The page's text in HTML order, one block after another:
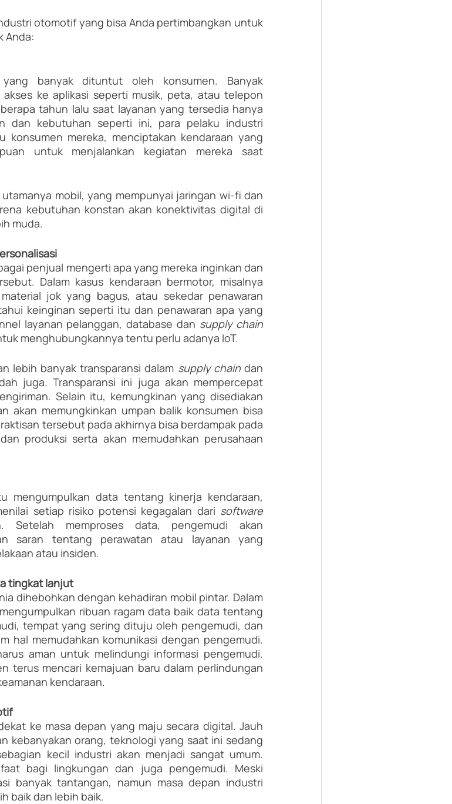
otomotif yang bisa Anda pertimbangkan untuk
Anda:
banyak dituntut oleh konsumen. Banyak
ke aplikasi seperti musik, peta, atau telepon
tahun lalu saat layanan yang tersedia hanya
dan kebutuhan seperti ini, para pelaku industri
konsumen mereka, menciptakan kendaraan yang
untuk menjalankan kegiatan mereka saat
mobil, yang mempunyai jaringan wi-fi dan
kebutuhan konstan akan konektivitas digital di
muda.
penjual mengerti apa yang mereka inginkan dan
Dalam kasus kendaraan bermotor, misalnya
jok yang bagus, atau sekedar penawaran
keinginan seperti itu dan penawaran apa yang
layanan pelanggan, database dan
menghubungkannya tentu perlu adanya IoT.
lebih banyak transparansi dalam supply chain dan
juga. Transparansi ini juga akan mempercepat
Selain itu, kemungkinan yang disediakan
akan memungkinkan umpan balik konsumen bisa
tersebut pada akhirnya bisa berdampak pada
produksi serta akan memudahkan perusahaan
mengumpulkan data tentang kinerja kendaraan,
setiap risiko potensi kegagalan dari software
Setelah memproses data, pengemudi akan
saran tentang perawatan atau layanan yang
atau insiden.
tingkat lanjut
dihebohkan dengan kehadiran mobil pintar. Dalam
ribuan ragam data baik data tentang
tempat yang sering dituju oleh pengemudi, dan
hal memudahkan komunikasi dengan pengemudi.
aman untuk melindungi informasi pengemudi.
terus mencari kemajuan baru dalam perlindungan
kendaraan.
ke masa depan yang maju secara digital. Jauh
kebanyakan orang, teknologi yang saat ini sedang
kecil industri akan menjadi sangat umum.
bagi lingkungan dan juga pengemudi. Meski
banyak tantangan, namun masa depan industri
baik dan lebih baik.